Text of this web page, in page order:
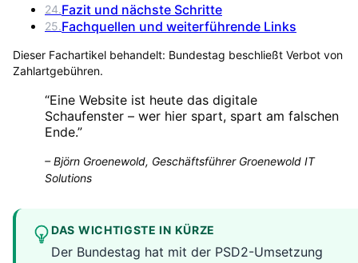
24.Fazit und nächste Schritte
25.Fachquellen und weiterführende Links
Dieser Fachartikel behandelt: Bundestag beschließt Verbot von
Zahlartgebühren.
“Eine Website ist heute das digitale
Schaufenster – wer hier spart, spart am falschen
Ende.”
–Björn Groenewold, Geschäftsführer Groenewold IT
Solutions
DAS WICHTIGSTE IN KÜRZE
Der Bundestag hat mit der PSD2-Umsetzung